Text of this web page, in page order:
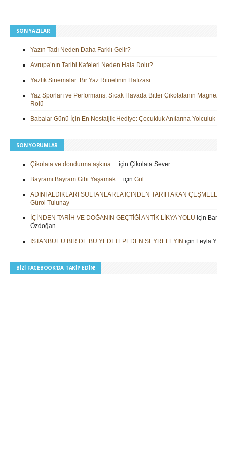
SON YAZILAR
Yazın Tadı Neden Daha Farklı Gelir?
Avrupa’nın Tarihi Kafeleri Neden Hala Dolu?
Yazlık Sinemalar: Bir Yaz Ritüelinin Hafızası
Yaz Sporları ve Performans: Sıcak Havada Bitter Çikolatanın
Rolü
Babalar Günü İçin En Nostaljik Hediye: Çocukluk Anılarına Yolculuk
SON YORUMLAR
Çikolata ve dondurma aşkına… için Çikolata Sever
Bayramı Bayram Gibi Yaşamak… için Gul
ADINI ALDIKLARI SULTANLARLA İÇİNDEN TARİH AKAN ÇEŞMELER
Gürol Tulunay
İÇİNDEN TARİH VE DOĞANIN GEÇTİĞİ ANTİK LİKYA YOLU için
Özdoğan
İSTANBUL’U BİR DE BU YEDİ TEPEDEN SEYRELEYİN için Leyla
BIZI FACEBOOK’DA TAKIP EDIN!